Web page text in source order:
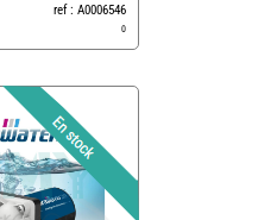
ref : A0006546
0